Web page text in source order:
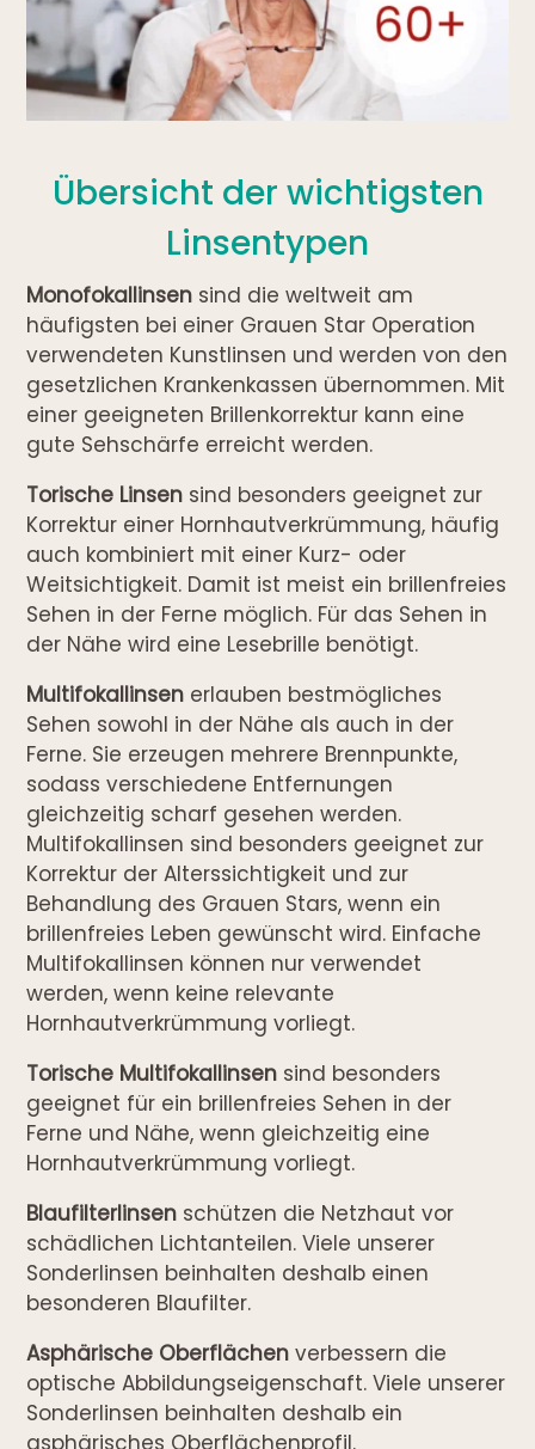
Übersicht der wichtigsten
Linsentypen
Monofokallinsen sind die weltweit am
häufigsten bei einer Grauen Star Operation
verwendeten Kunstlinsen und werden von den
gesetzlichen Krankenkassen übernommen. Mit
einer geeigneten Brillenkorrektur kann eine
gute Sehschärfe erreicht werden.
Torische Linsen sind besonders geeignet zur
Korrektur einer Hornhautverkrümmung, häufig
auch kombiniert mit einer Kurz- oder
Weitsichtigkeit. Damit ist meist ein brillenfreies
Sehen in der Ferne möglich. Für das Sehen in
der Nähe wird eine Lesebrille benötigt.
Multifokallinsen erlauben bestmögliches
Sehen sowohl in der Nähe als auch in der
Ferne. Sie erzeugen mehrere Brennpunkte,
sodass verschiedene Entfernungen
gleichzeitig scharf gesehen werden.
Multifokallinsen sind besonders geeignet zur
Korrektur der Alterssichtigkeit und zur
Behandlung des Grauen Stars, wenn ein
brillenfreies Leben gewünscht wird. Einfache
Multifokallinsen können nur verwendet
werden, wenn keine relevante
Hornhautverkrümmung vorliegt.
Torische Multifokallinsen sind besonders
geeignet für ein brillenfreies Sehen in der
Ferne und Nähe, wenn gleichzeitig eine
Hornhautverkrümmung vorliegt.
Blaufilterlinsen schützen die Netzhaut vor
schädlichen Lichtanteilen. Viele unserer
Sonderlinsen beinhalten deshalb einen
besonderen Blaufilter.
Asphärische Oberflächen verbessern die
optische Abbildungseigenschaft. Viele unserer
Sonderlinsen beinhalten deshalb ein
asphärisches Oberflächenprofil.